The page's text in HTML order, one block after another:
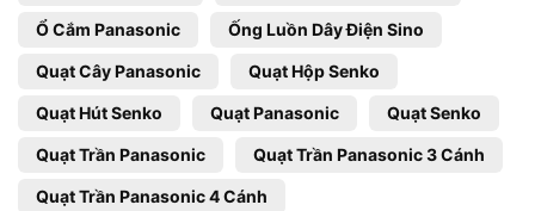
Ổ Cắm Panasonic Ống Luồn Dây Điện Sino
Quạt Cây Panasonic Quạt Hộp Senko
Quạt Hút Senko Quạt Panasonic Quạt Senko
Quạt Trần Panasonic Quạt Trần Panasonic 3 Cánh
Quạt Trần Panasonic 4 Cánh